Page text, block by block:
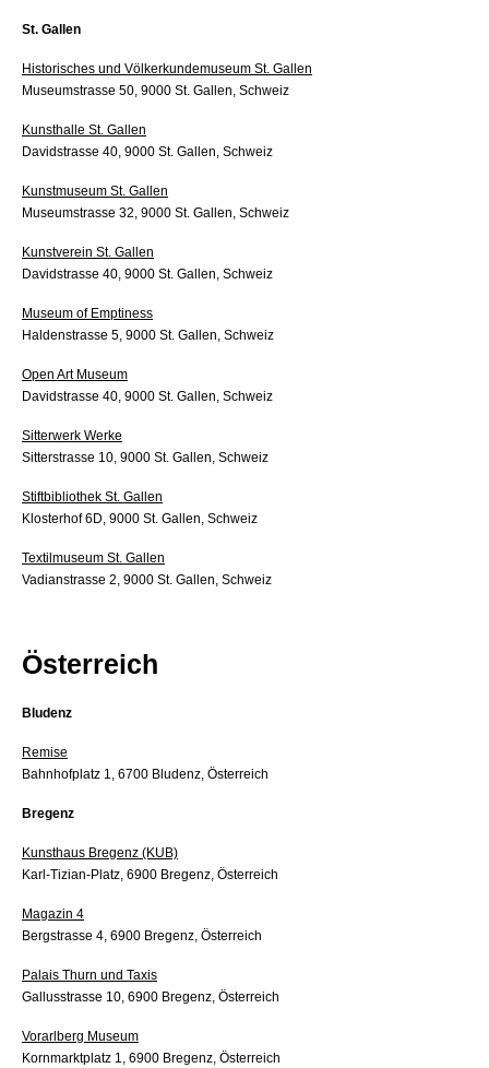
St. Gallen
Historisches und Völkerkundemuseum St. Gallen
Museumstrasse 50, 9000 St. Gallen, Schweiz
Kunsthalle St. Gallen
Davidstrasse 40, 9000 St. Gallen, Schweiz
Kunstmuseum St. Gallen
Museumstrasse 32, 9000 St. Gallen, Schweiz
Kunstverein St. Gallen
Davidstrasse 40, 9000 St. Gallen, Schweiz
Museum of Emptiness
Haldenstrasse 5, 9000 St. Gallen, Schweiz
Open Art Museum
Davidstrasse 40, 9000 St. Gallen, Schweiz
Sitterwerk Werke
Sitterstrasse 10, 9000 St. Gallen, Schweiz
Stiftbibliothek St. Gallen
Klosterhof 6D, 9000 St. Gallen, Schweiz
Textilmuseum St. Gallen
Vadianstrasse 2, 9000 St. Gallen, Schweiz
Österreich
Bludenz
Remise
Bahnhofplatz 1, 6700 Bludenz, Österreich
Bregenz
Kunsthaus Bregenz (KUB)
Karl-Tizian-Platz, 6900 Bregenz, Österreich
Magazin 4
Bergstrasse 4, 6900 Bregenz, Österreich
Palais Thurn und Taxis
Gallusstrasse 10, 6900 Bregenz, Österreich
Vorarlberg Museum
Kornmarktplatz 1, 6900 Bregenz, Österreich